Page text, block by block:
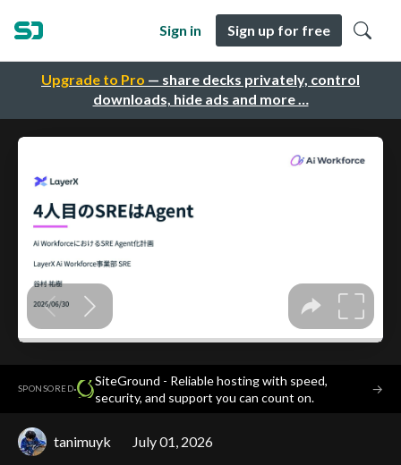
Upgrade to Pro — share decks privately, control
downloads, hide ads and more …
Sign in Sign up for free
SPONSORED·
SiteGround - Reliable hosting with speed,
security, and support you can count on.
→
tanimuyk July 01, 2026